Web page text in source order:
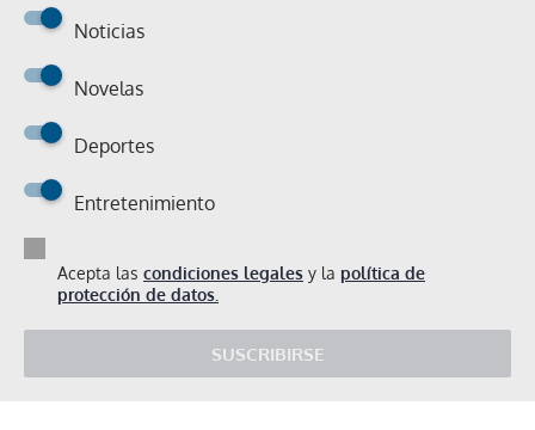
Noticias
Novelas
Deportes
Entretenimiento
Acepta las condiciones legales y la política de
protección de datos.
SUSCRIBIRSE